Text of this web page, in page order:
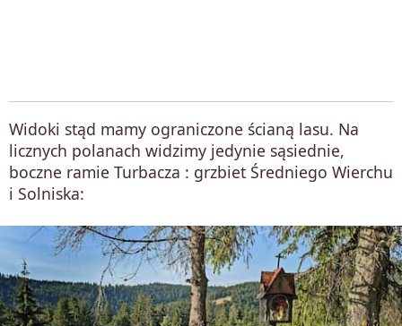
Widoki stąd mamy ograniczone ścianą lasu. Na
licznych polanach widzimy jedynie sąsiednie,
boczne ramie Turbacza : grzbiet Średniego Wierchu
i Solniska: